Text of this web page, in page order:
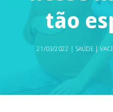
tão
21/03/2022 | SAÚDE |